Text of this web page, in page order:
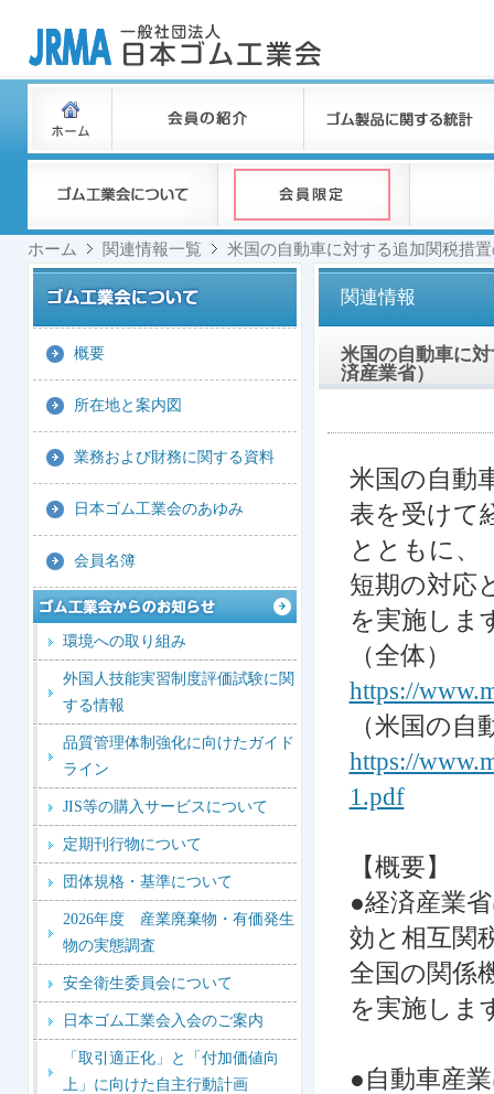
ホーム 関連情報一覧 米国の自動車に対する追加関税措
関連情報
米国の自動車に
済産業省）
米国の自動
表を受けて
とともに、
短期の対応
を実施しま
（全体）
https://
（米国の
https://
1.pdf
【概要】
●経済産業
効と相互関
全国の関係
を実施しま
●自動車産
概要
所在地と案内図
業務および財務に関する資料
日本ゴム工業会のあゆみ
会員名簿
環境への取り組み
外国人技能実習制度評価試験に関
する情報
品質管理体制強化に向けたガイド
ライン
JIS等の購入サービスについて
定期刊行物について
団体規格・基準について
2026年度 産業廃棄物・有価発生
物の実態調査
安全衛生委員会について
日本ゴム工業会入会のご案内
「取引適正化」と「付加価値向
上」に向けた自主行動計画